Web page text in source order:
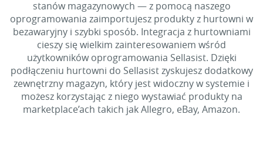
stanów magazynowych — z pomocą naszego
oprogramowania zaimportujesz produkty z hurtowni w
bezawaryjny i szybki sposób. Integracja z hurtowniami
cieszy się wielkim zainteresowaniem wśród
użytkowników oprogramowania Sellasist. Dzięki
podłączeniu hurtowni do Sellasist zyskujesz dodatkowy
zewnętrzny magazyn, który jest widoczny w systemie i
możesz korzystając z niego wystawiać produkty na
marketplace’ach takich jak Allegro, eBay, Amazon.